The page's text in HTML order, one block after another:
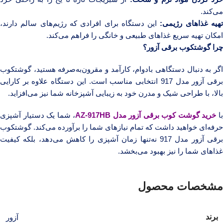
می‌کند.
تهیه غذاهای رژیمی: این دستگاه برای افرادی که رژیم‌های سالم دارند،
امکان تهیه سریع غذاهای طبیعی و خانگی را فراهم می‌کند.
چرا گوشتکوب برقی آزور؟
اگر به دنبال دستگاهی بادوام، کارآمد و مقرون‌به‌صرفه هستید، گوشتکوب
برقی آزور مدل 917 انتخابی مناسب است. این دستگاه علاوه بر کارایی
بالا، با طراحی شیک و مدرن خود به زیبایی آشپزخانه شما نیز می‌افزاید.
با خرید گوشت کوب برقی آزور مدل AZ-917HB
، شما یک دستیار آشپزی
حرفه‌ای خواهید داشت که تمام نیازهای شما را برآورده می‌کند. گوشتکوب
برقی آزور مدل 917 نه‌تنها زمان آشپزی را کاهش می‌دهد، بلکه کیفیت
غذاهای شما را نیز بهبود می‌بخشد.
مشخصات محصول
برند آزور